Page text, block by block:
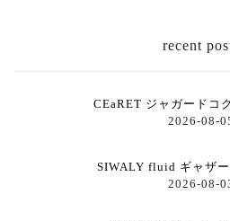
recent
CEaRET ジャガードコ
2026-08-
SIWALY fluid ギャザ
2026-08-